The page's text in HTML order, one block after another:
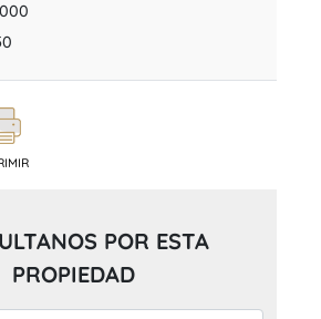
POR ESTA
PROPIEDAD